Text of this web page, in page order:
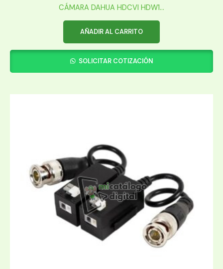
CÁMARA DAHUA HDCVI HDW1...
AÑADIR AL CARRITO
SOLICITAR COTIZACIÓN